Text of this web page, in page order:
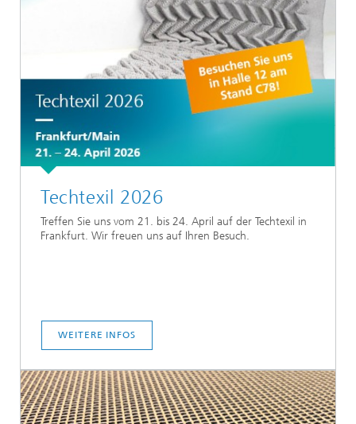
Techtexil 2026
Treffen Sie uns vom 21. bis 24. April auf der Techtexil in
Frankfurt. Wir freuen uns auf Ihren Besuch.
WEITERE INFOS